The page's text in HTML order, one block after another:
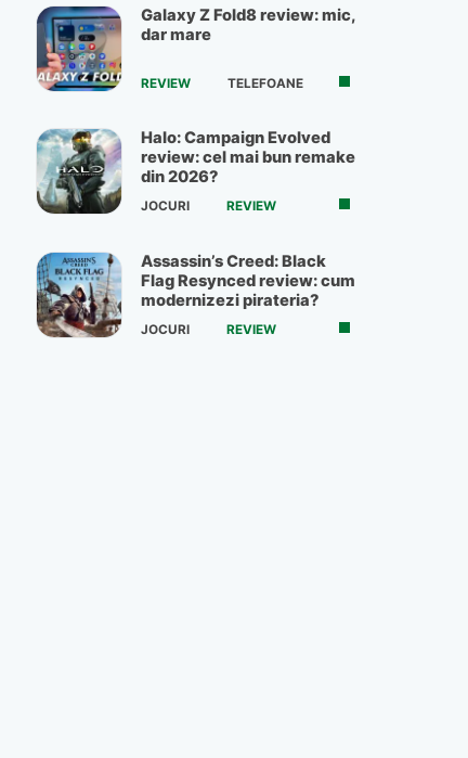
Galaxy Z Fold8 review: mic,
dar mare
REVIEW TELEFOANE
Halo: Campaign Evolved
review: cel mai bun remake
din 2026?
JOCURI REVIEW
Assassin’s Creed: Black
Flag Resynced review: cum
modernizezi pirateria?
JOCURI REVIEW